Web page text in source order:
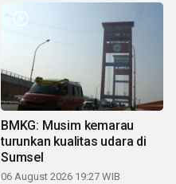
BMKG: Musim kemarau
turunkan kualitas udara di
Sumsel
06 August 2026 19:27 WIB